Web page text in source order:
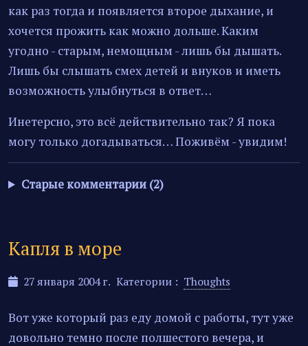
как раз тогда и появляется второе дыхание, и
хочется прожить как можно дольше. Каким
угодно - старым, немощным - лишь бы дышать.
Лишь бы слышать смех детей и внуков и иметь
возможность улыбнуться в ответ…
Инетерсно, это всё действительно так? Я пока
могу только догадываться… Поживём - увидим!
Старые комментарии (2)
Капля в море
27 января 2004 г. Категории : Thoughts
Вот уже который раз еду домой с работы, тут уже
довольно темно после полшестого вечера, и